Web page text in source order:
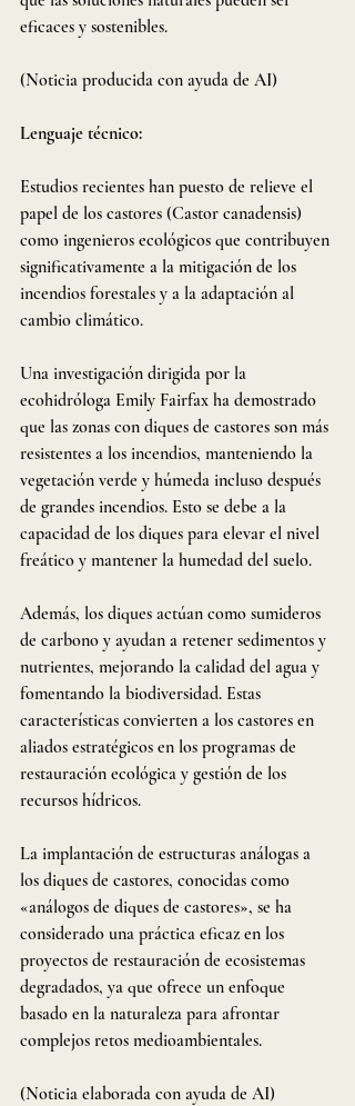
eficaces y sostenibles.
(Noticia producida con ayuda de AI)
Lenguaje técnico:
Estudios recientes han puesto de relieve el
papel de los castores (Castor canadensis)
como ingenieros ecológicos que contribuyen
significativamente a la mitigación de los
incendios forestales y a la adaptación al
cambio climático.
Una investigación dirigida por la
ecohidróloga Emily Fairfax ha demostrado
que las zonas con diques de castores son más
resistentes a los incendios, manteniendo la
vegetación verde y húmeda incluso después
de grandes incendios. Esto se debe a la
capacidad de los diques para elevar el nivel
freático y mantener la humedad del suelo.
Además, los diques actúan como sumideros
de carbono y ayudan a retener sedimentos y
nutrientes, mejorando la calidad del agua y
fomentando la biodiversidad. Estas
características convierten a los castores en
aliados estratégicos en los programas de
restauración ecológica y gestión de los
recursos hídricos.
La implantación de estructuras análogas a
los diques de castores, conocidas como
«análogos de diques de castores», se ha
considerado una práctica eficaz en los
proyectos de restauración de ecosistemas
degradados, ya que ofrece un enfoque
basado en la naturaleza para afrontar
complejos retos medioambientales.
(Noticia elaborada con ayuda de AI)